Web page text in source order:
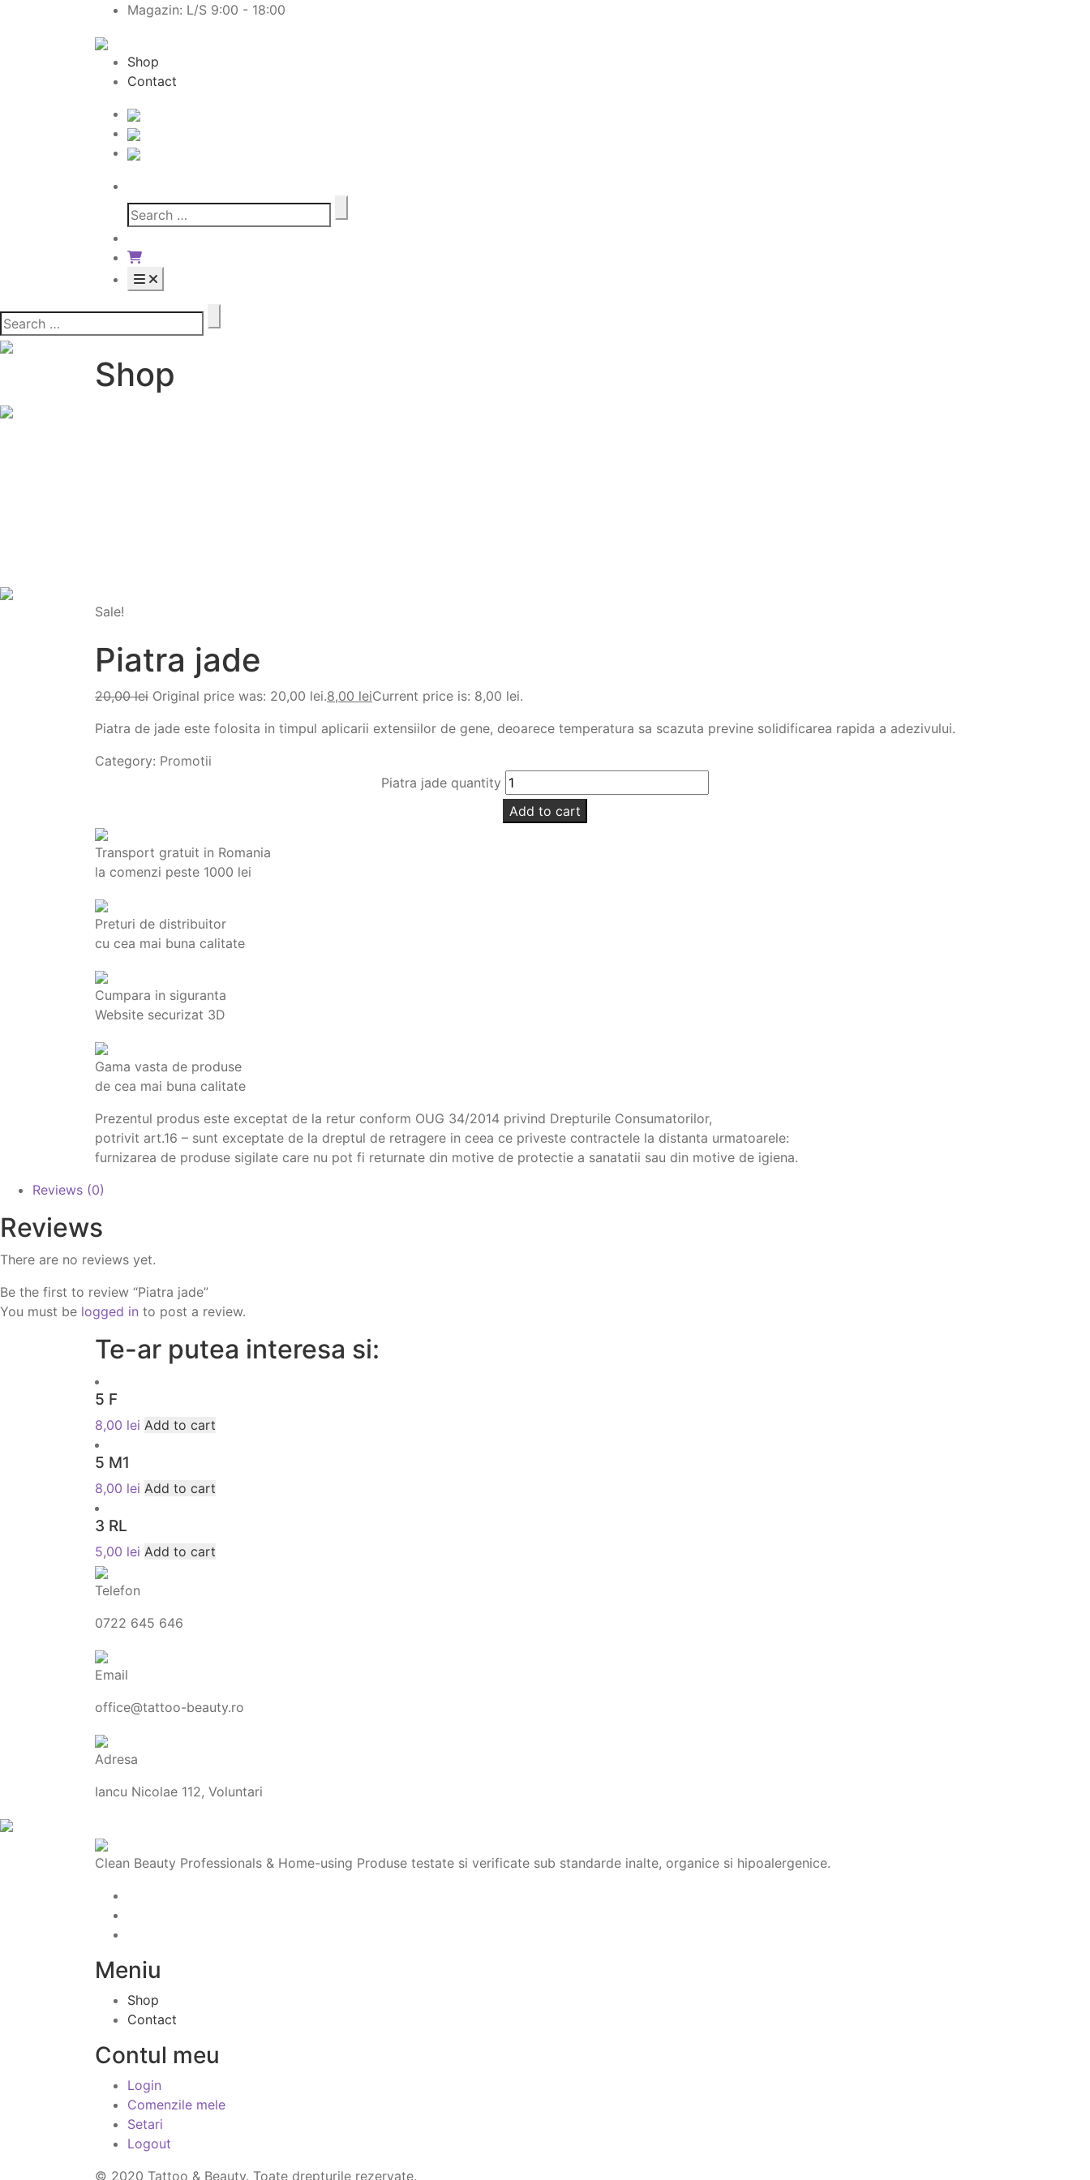
Magazin: L/S 9:00 - 18:00
Shop
Contact
Shop
Sale!
Piatra jade
20,00lei Original price was: 20,00 lei.8,00 leiCurrent price is: 8,00 lei.
Piatra de jade este folosita in timpul aplicarii extensiilor de gene, deoarece temperatura sa scazuta previne solidificarea rapida a adezivului.
Category: Promotii
Piatra jade quantity
Add to cart
Transport gratuit in Romania
la comenzi peste 1000 lei
Preturi de distribuitor
cu cea mai buna calitate
Cumpara in siguranta
Website securizat 3D
Gama vasta de produse
de cea mai buna calitate
Prezentul produs este exceptat de la retur conform OUG 34/2014 privind Drepturile Consumatorilor,
potrivit art.16 – sunt exceptate de la dreptul de retragere in ceea ce priveste contractele la distanta urmatoarele:
furnizarea de produse sigilate care nu pot fi returnate din motive de protectie a sanatatii sau din motive de igiena.
Reviews (0)
Reviews
There are no reviews yet.
Be the first to review “Piatra jade”
You must be logged in to post a review.
Te-ar putea interesa si:
5 F
8,00 lei Add to cart
5 M1
8,00 lei Add to cart
3 RL
5,00 lei Add to cart
Telefon
0722 645 646
Email
office@tattoo-beauty.ro
Adresa
Iancu Nicolae 112, Voluntari
Clean Beauty Professionals & Home-using Produse testate si verificate sub standarde inalte, organice si hipoalergenice.
Meniu
Shop
Contact
Contul meu
Login
Comenzile mele
Setari
Logout
© 2020 Tattoo & Beauty. Toate drepturile rezervate.